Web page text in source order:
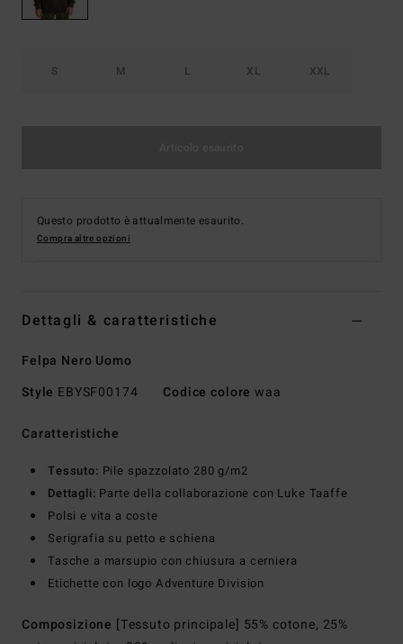
S M L XL XXL
Questo prodotto è attualmente esaurito.
Compra altre opzioni
Dettagli & caratteristiche
Felpa Nero Uomo
Style EBYSF00174 Codice colore waa
Caratteristiche
Tessuto: Pile spazzolato 280 g/m2
Dettagli: Parte della collaborazione con Luke Taaffe
Polsi e vita a coste
Serigrafia su petto e schiena
Tasche a marsupio con chiusura a cerniera
Etichette con logo Adventure Division
Composizione [Tessuto principale] 55% cotone, 25%